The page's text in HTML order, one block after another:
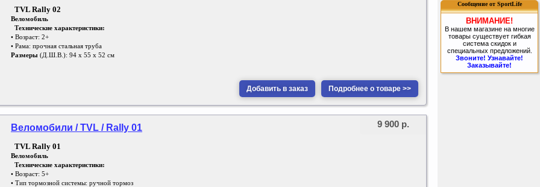
TVL Rally 02
Веломобиль
Технические характеристики:
• Возраст: 2+
• Рама: прочная стальная труба
Размеры (Д.Ш.В.): 94 х 55 х 52 см
Добавить в заказ Подробнее о товаре >>
Веломобили / TVL / Rally 01
TVL Rally 01
Веломобиль
Технические характеристики:
• Возраст: 5+
• Тип тормозной системы: ручной тормоз
9 900 р.
Сообщение от SportLife
ВНИМАНИЕ!
В нашем магазине на многие
товары существует гибкая
система скидок и
специальных предложений.
Звоните! Узнавайте!
Заказывайте!